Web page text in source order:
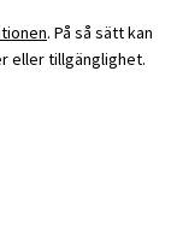
. På så sätt kan
eller tillgänglighet.